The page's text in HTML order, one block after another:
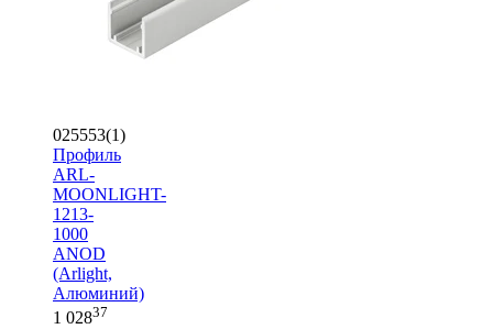
025553(1)
Профиль
ARL-
MOONLIGHT-
1213-
1000
ANOD
(Arlight,
Алюминий)
1 02837